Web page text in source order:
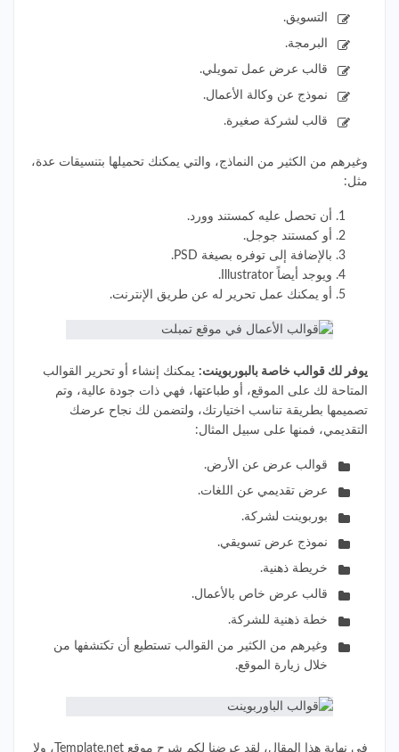
التسويق.
البرمجة.
قالب عرض عمل تمويلي.
نموذج عن وكالة الأعمال.
قالب لشركة صغيرة.
وغيرهم من الكثير من النماذج، والتي يمكنك تحميلها بتنسيقات عدة،
مثل:
أن تحصل عليه كمستند وورد.
أو كمستند جوجل.
بالإضافة إلى توفره بصيغة PSD.
ويوجد أيضاً Illustrator.
أو يمكنك عمل تحرير له عن طريق الإنترنت.
يوفر لك قوالب خاصة بالبوربوينت: يمكنك إنشاء أو تحرير القوالب
المتاحة لك على الموقع، أو طباعتها، فهي ذات جودة عالية، وتم
تصميمها بطريقة تناسب اختيارتك، ولتضمن لك نجاح عرضك
التقديمي، فمنها على سبيل المثال:
قوالب عرض عن الأرض.
عرض تقديمي عن اللغات.
بوربوينت لشركة.
نموذج عرض تسويقي.
خريطة ذهنية.
قالب عرض خاص بالأعمال.
خطة ذهنية للشركة.
وغيرهم من الكثير من القوالب تستطيع أن تكتشفها من
خلال زيارة الموقع.
في نهاية هذا المقال، لقد عرضنا لكم شرح موقع Template.net، ولا